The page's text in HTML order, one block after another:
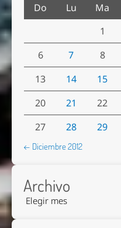
Do Lu Ma
1
6
7 8
13
14 15
20
21 22
27
28 29
← Diciembre 2012
Archivo